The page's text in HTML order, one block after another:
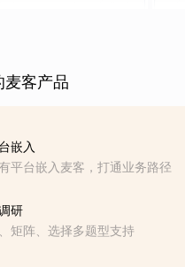
麦客产品
嵌入
平台嵌入麦客，打通业务路径
研
矩阵、选择多题型支持